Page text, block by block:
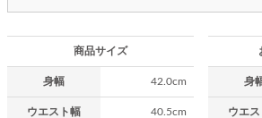
商品サイズ
身幅 42.0cm
ウエスト幅 40.5cm
身
ウエ